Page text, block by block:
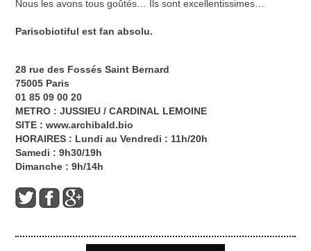
Nous les avons tous goûtés… Ils sont excellentissimes…
Parisobiotiful est fan absolu.
28 rue des Fossés Saint Bernard
75005 Paris
01 85 09 00 20
METRO : JUSSIEU / CARDINAL LEMOINE
SITE :www.archibald.bio
HORAIRES : Lundi au Vendredi : 11h/20h
Samedi : 9h30/19h
Dimanche : 9h/14h